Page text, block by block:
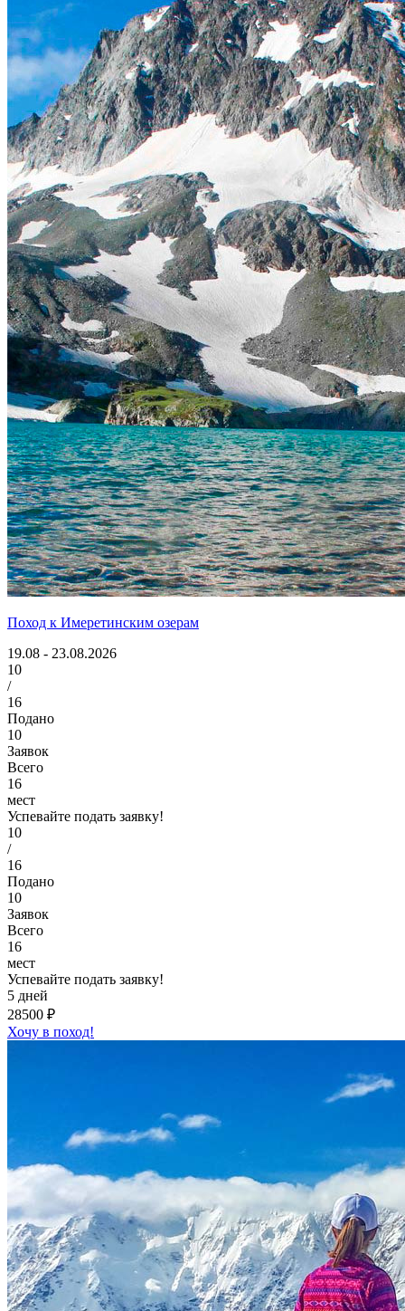
Поход к Имеретинским озерам
19.08 - 23.08.2026
10
/
16
Подано
10
Заявок
Всего
16
мест
Успевайте подать заявку!
10
/
16
Подано
10
Заявок
Всего
16
мест
Успевайте подать заявку!
5 дней
28500 ₽
Хочу в поход!